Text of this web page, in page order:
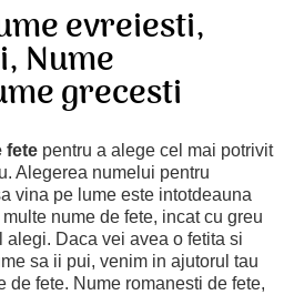
evreiesti,
Nume
grecesti
fete pentru a alege cel mai potrivit
Alegerea numelui pentru
vina pe lume este intotdeauna
nume de fete, incat cu greu
Daca vei avea o fetita si
sa ii pui, venim in ajutorul tau
de fete. Nume romanesti de fete,